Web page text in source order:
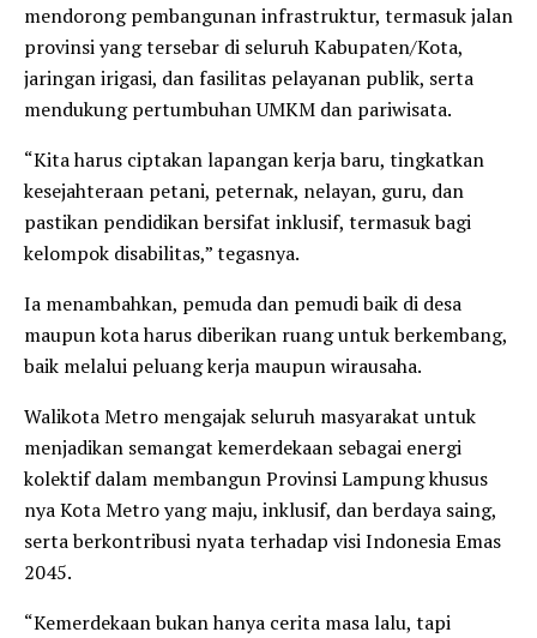
mendorong pembangunan infrastruktur, termasuk jalan
provinsi yang tersebar di seluruh Kabupaten/Kota,
jaringan irigasi, dan fasilitas pelayanan publik, serta
mendukung pertumbuhan UMKM dan pariwisata.
“Kita harus ciptakan lapangan kerja baru, tingkatkan
kesejahteraan petani, peternak, nelayan, guru, dan
pastikan pendidikan bersifat inklusif, termasuk bagi
kelompok disabilitas,” tegasnya.
Ia menambahkan, pemuda dan pemudi baik di desa
maupun kota harus diberikan ruang untuk berkembang,
baik melalui peluang kerja maupun wirausaha.
Walikota Metro mengajak seluruh masyarakat untuk
menjadikan semangat kemerdekaan sebagai energi
kolektif dalam membangun Provinsi Lampung khusus
nya Kota Metro yang maju, inklusif, dan berdaya saing,
serta berkontribusi nyata terhadap visi Indonesia Emas
2045.
“Kemerdekaan bukan hanya cerita masa lalu, tapi